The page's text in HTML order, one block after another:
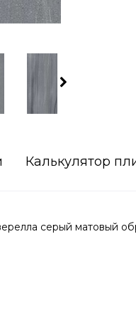
Калькулятор
серый матовый